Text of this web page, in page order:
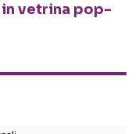
vetrina pop-